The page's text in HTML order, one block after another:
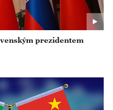
prezidentem